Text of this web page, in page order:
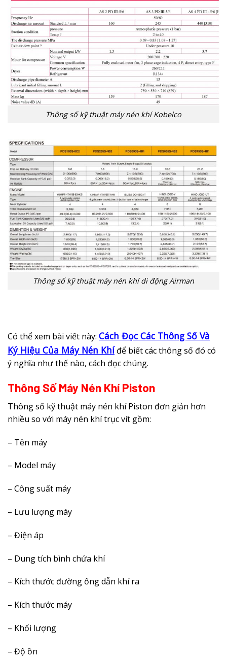
Thông số kỹ thuật máy nén khí Kobelco
Thông số kỹ thuật máy nén khí di động Airman
Có thể xem bài viết này: Cách Đọc Các Thông Số Và
Ký Hiệu Của Máy Nén Khíđể biết các thông số đó có
ý nghĩa như thế nào, cách đọc chúng.
Thông Số Máy Nén Khí Piston
Thông số kỹ thuật máy nén khí Piston đơn giản hơn
nhiều so với máy nén khí trục vít gồm:
– Tên máy
– Model máy
– Công suất máy
– Lưu lượng máy
– Điện áp
– Dung tích bình chứa khí
– Kích thước đường ống dẫn khí ra
– Kích thước máy
– Khối lượng
– Độ ồn